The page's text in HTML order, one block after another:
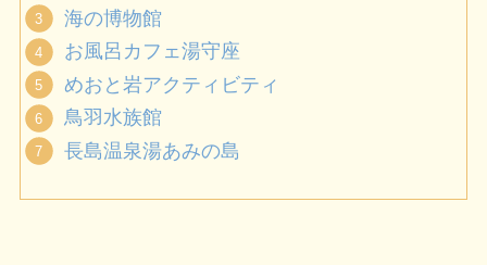
海の博物館
お風呂カフェ湯守座
めおと岩アクティビティ
鳥羽水族館
長島温泉湯あみの島